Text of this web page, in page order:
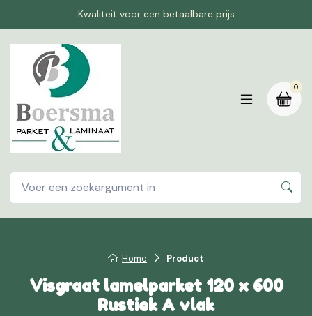
Kwaliteit voor een betaalbare prijs
0
Home Product
Visgraat lamelparket 120 x 600
Rustiek A vlak